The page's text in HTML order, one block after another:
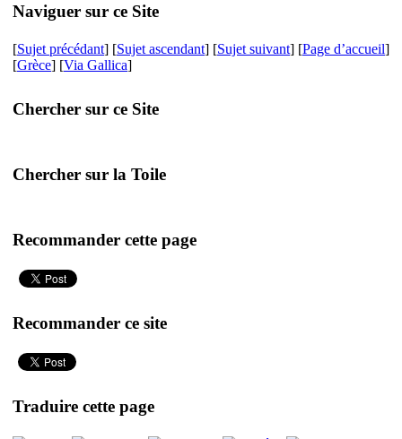
Naviguer sur ce Site
[Sujet précédant] [Sujet ascendant] [Sujet suivant] [Page d’accueil]
[Grèce] [Via Gallica]
Chercher sur ce Site
Chercher sur la Toile
Recommander cette page
Recommander ce site
Traduire cette page